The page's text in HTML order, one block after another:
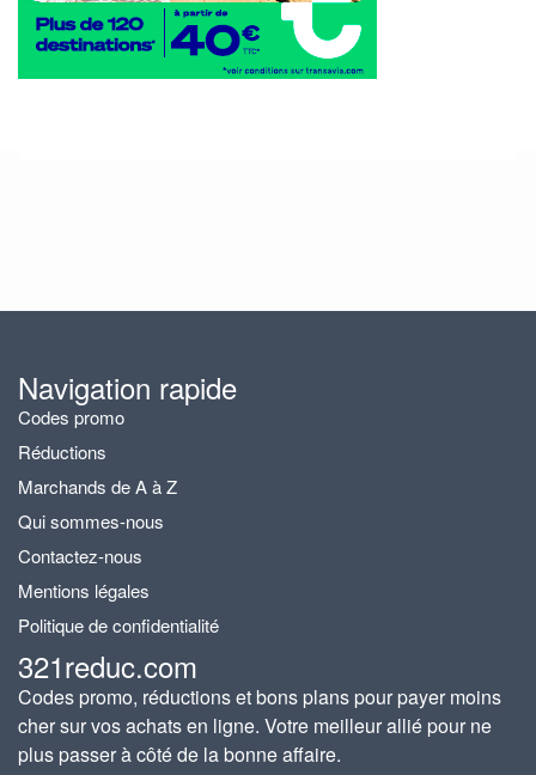
Navigation rapide
Codes promo
Réductions
Marchands de A à Z
Qui sommes-nous
Contactez-nous
Mentions légales
Politique de confidentialité
321reduc.com
Codes promo, réductions et bons plans pour payer moins
cher sur vos achats en ligne. Votre meilleur allié pour ne
plus passer à côté de la bonne affaire.